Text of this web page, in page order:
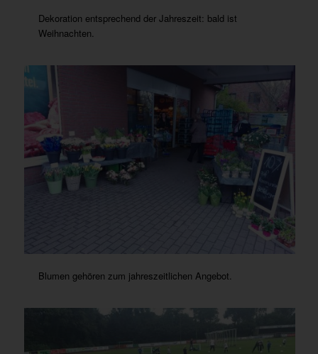
Dekoration entsprechend der Jahreszeit: bald ist
Weihnachten.
Blumen gehören zum jahreszeitlichen Angebot.